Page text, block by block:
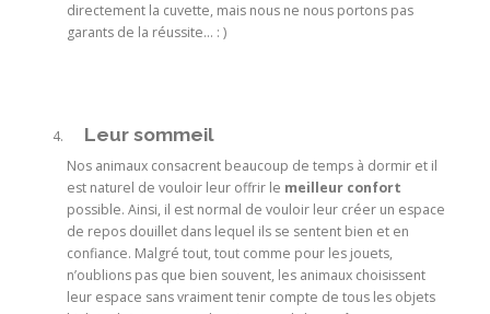
directement la cuvette, mais nous ne nous portons pas
garants de la réussite… : )
Leur sommeil
Nos animaux consacrent beaucoup de temps à dormir et il
est naturel de vouloir leur offrir le meilleur confort
possible. Ainsi, il est normal de vouloir leur créer un espace
de repos douillet dans lequel ils se sentent bien et en
confiance. Malgré tout, tout comme pour les jouets,
n’oublions pas que bien souvent, les animaux choisissent
leur espace sans vraiment tenir compte de tous les objets